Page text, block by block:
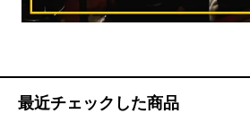
最近チェックした商品